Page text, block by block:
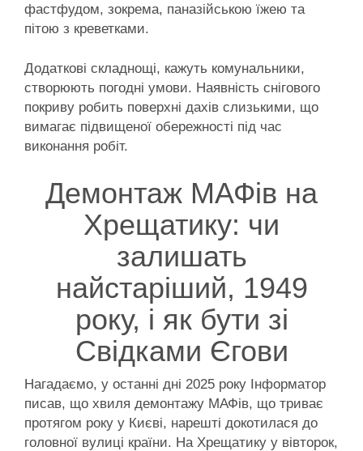
фастфудом, зокрема, паназійською їжею та
пітою з креветками.
Додаткові складнощі, кажуть комунальники,
створюють погодні умови. Наявність снігового
покриву робить поверхні дахів слизькими, що
вимагає підвищеної обережності під час
виконання робіт.
Демонтаж МАФів на
Хрещатику: чи
залишать
найстаріший, 1949
року, і як бути зі
Свідками Єгови
Нагадаємо, у останні дні 2025 року Інформатор
писав, що хвиля демонтажу МАФів, що триває
протягом року у Києві, нарешті докотилася до
головної вулиці країни. На Хрещатику у вівторок,